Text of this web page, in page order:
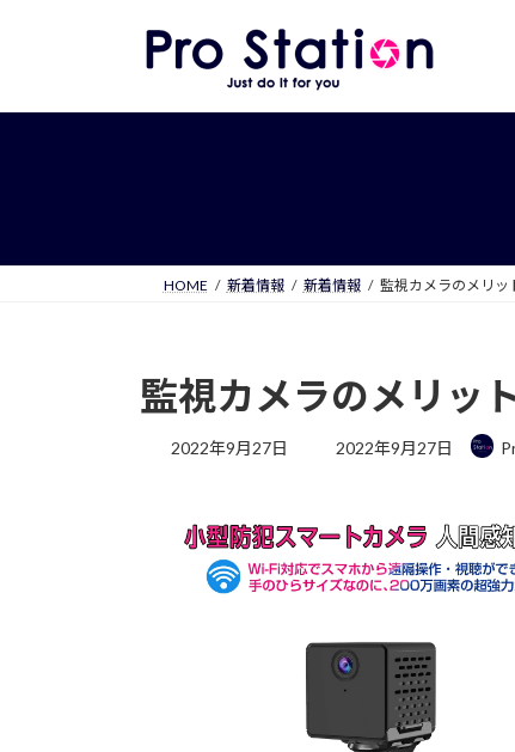
プ
動
HOME 新着情報 新着情報 監視カメラのメリッ
監視カメラのメリッ
2022年9月27日
最
日
時
:
2022年9月27日